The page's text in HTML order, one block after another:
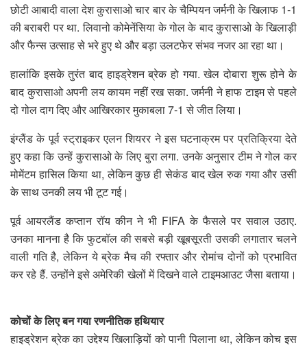
छोटी आबादी वाला देश कुरासाओ चार बार के चैम्प‍ियन जर्मनी के खिलाफ 1-1
की बराबरी पर था. लिवानो कोमेनेंसिया के गोल के बाद कुरासाओ के खिलाड़ी
और फैन्स उत्साह से भरे हुए थे और बड़ा उलटफेर संभव नजर आ रहा था।
हालांकि इसके तुरंत बाद हाइड्रेशन ब्रेक हो गया. खेल दोबारा शुरू होने के
बाद कुरासाओ अपनी लय कायम नहीं रख सका. जर्मनी ने हाफ टाइम से पहले
दो गोल दाग दिए और आखिरकार मुकाबला 7-1 से जीत लिया।
इंग्लैंड के पूर्व स्ट्राइकर एलन शियरर ने इस घटनाक्रम पर प्रतिक्रिया देते
हुए कहा कि उन्हें कुरासाओ के लिए बुरा लगा. उनके अनुसार टीम ने गोल कर
मोमेंटम हासिल किया था, लेकिन कुछ ही सेकंड बाद खेल रुक गया और उसी
के साथ उनकी लय भी टूट गई।
पूर्व आयरलैंड कप्तान रॉय कीन ने भी FIFA के फैसले पर सवाल उठाए.
उनका मानना है कि फुटबॉल की सबसे बड़ी खूबसूरती उसकी लगातार चलने
वाली गति है, लेकिन ये ब्रेक मैच की रफ्तार और रोमांच दोनों को प्रभावित
कर रहे हैं. उन्होंने इसे अमेरिकी खेलों में दिखने वाले टाइमआउट जैसा बताया।
कोचों के लिए बन गया रणनीतिक हथियार
हाइड्रेशन ब्रेक का उद्देश्य खिलाड़ियों को पानी पिलाना था, लेकिन कोच इस